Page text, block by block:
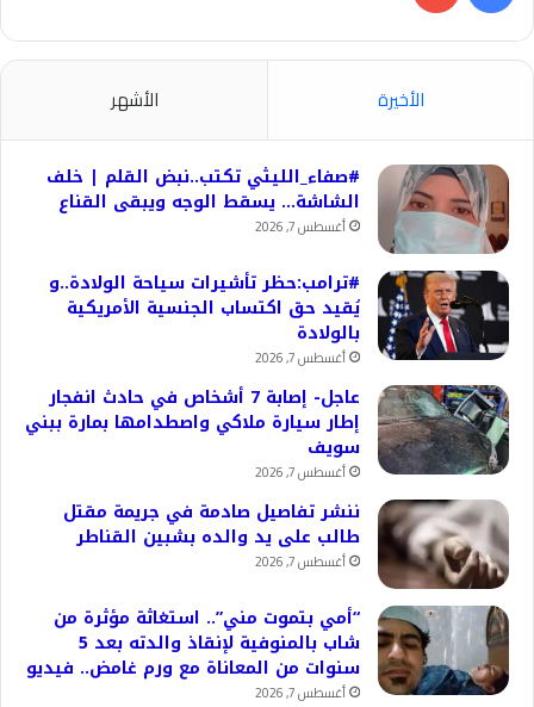
الأخيرة الأشهر
#صفاء_الليثي تكتب..نبض القلم | خلف
الشاشة… يسقط الوجه ويبقى القناع
أغسطس 7, 2026
#ترامب:حظر تأشيرات سياحة الولادة..و
يُقيد حق اكتساب الجنسية الأمريكية
بالولادة
أغسطس 7, 2026
عاجل- إصابة 7 أشخاص في حادث انفجار
إطار سيارة ملاكي واصطدامها بمارة ببني
سويف
أغسطس 7, 2026
ننشر تفاصيل صادمة في جريمة مقتل
طالب على يد والده بشبين القناطر
أغسطس 7, 2026
“أمي بتموت مني”.. استغاثة مؤثرة من
شاب بالمنوفية لإنقاذ والدته بعد 5
سنوات من المعاناة مع ورم غامض.. فيديو
أغسطس 7, 2026